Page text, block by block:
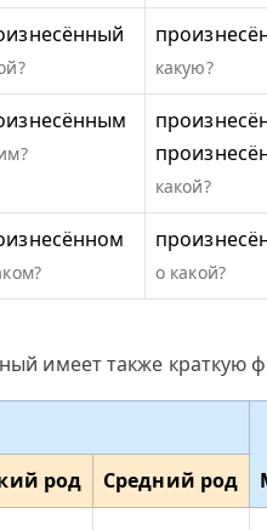
какую?
какой?
о какой?
имеет также краткую
род
Средний род